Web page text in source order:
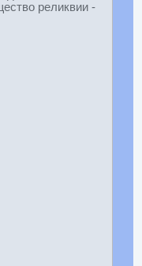
реликвии -